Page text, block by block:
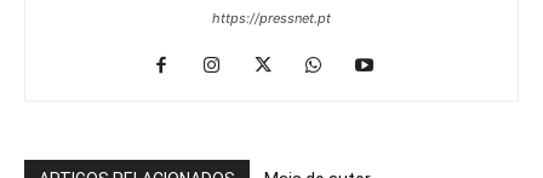
https://pressnet.pt